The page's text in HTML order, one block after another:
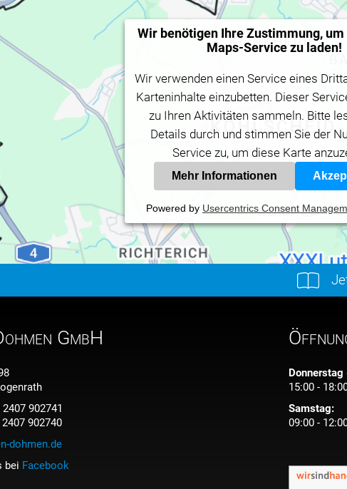
Wir benötigen Ihre Zustimmung, um
Maps-Service zu laden!
Wir verwenden einen Service eines
Karteninhalte einzubetten. Dieser
zu Ihren Aktivitäten sammeln. Bitte
Details durch und stimmen Sie der
Service zu, um diese Karte
Mehr Informationen
Powered by Usercentrics Consent
GmbH
902741
902740
dohmen.de
bei Facebook
15:00 -
Samstag:
09:00 -